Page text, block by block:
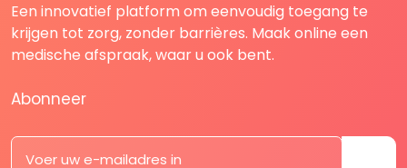
Een innovatief platform om eenvoudig toegang te
krijgen tot zorg, zonder barrières. Maak online een
medische afspraak, waar u ook bent.
Abonneer